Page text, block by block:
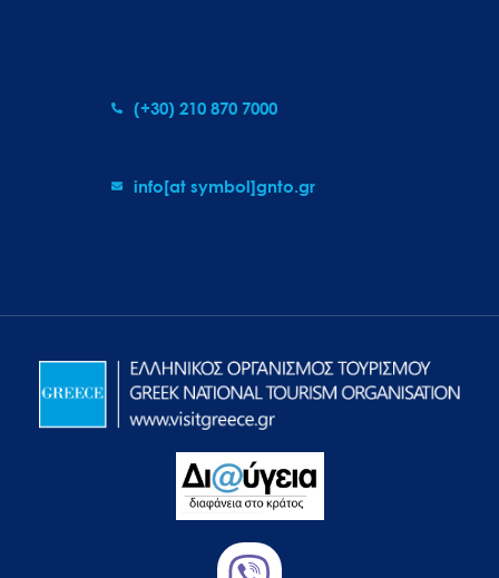
(+30) 210 870 7000
info[at symbol]gnto.gr